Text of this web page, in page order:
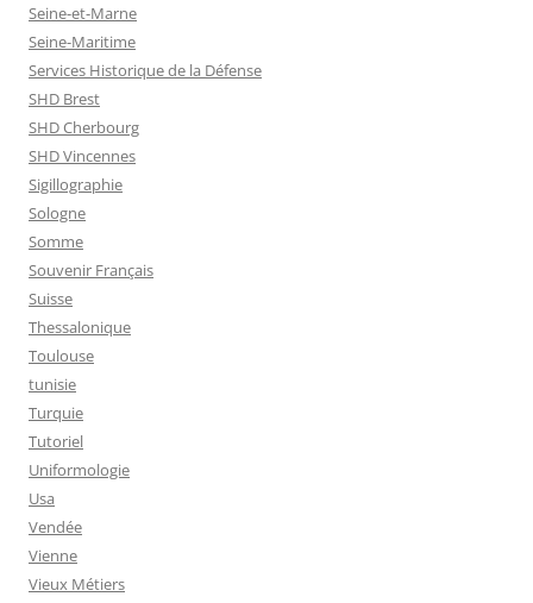
Seine-et-Marne
Seine-Maritime
Services Historique de la Défense
SHD Brest
SHD Cherbourg
SHD Vincennes
Sigillographie
Sologne
Somme
Souvenir Français
Suisse
Thessalonique
Toulouse
tunisie
Turquie
Tutoriel
Uniformologie
Usa
Vendée
Vienne
Vieux Métiers